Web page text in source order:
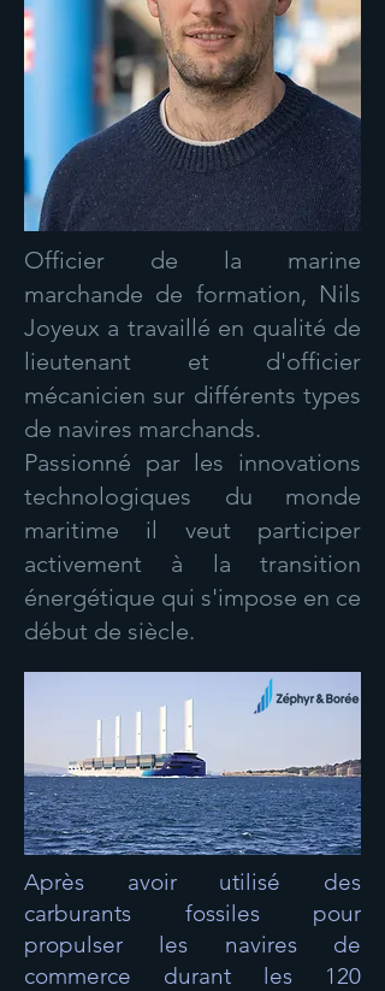
Officier de la marine
marchande de formation, Nils
Joyeux a travaillé en qualité de
lieutenant et d'officier
mécanicien sur différents types
de navires marchands.
Passionné par les innovations
technologiques du monde
maritime il veut participer
activement à la transition
énergétique qui s'impose en ce
début de siècle.
Après avoir utilisé des
carburants fossiles pour
propulser les navires de
commerce durant les 120